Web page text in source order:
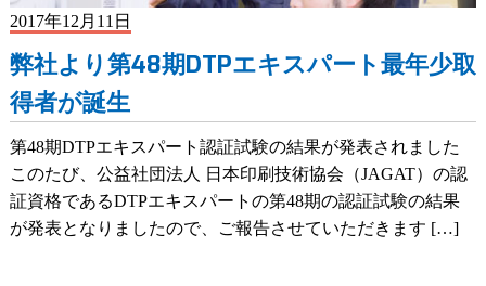
2017年12月11日
弊社より第48期DTPエキスパート最年少取
得者が誕生
第48期DTPエキスパート認証試験の結果が発表されました
このたび、公益社団法人 日本印刷技術協会（JAGAT）の認
証資格であるDTPエキスパートの第48期の認証試験の結果
が発表となりましたので、ご報告させていただきます […]